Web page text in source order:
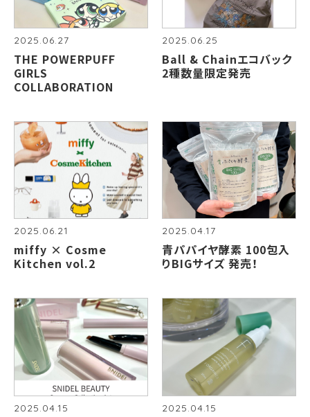
2025.06.27
THE POWERPUFF
GIRLS
COLLABORATION
2025.06.25
Ball & Chainエコバック
2種数量限定発売
2025.06.21
miffy × Cosme
Kitchen vol.2
2025.04.17
青パパイヤ酵素 100包入
りBIGサイズ 発売！
2025.04.15 2025.04.15